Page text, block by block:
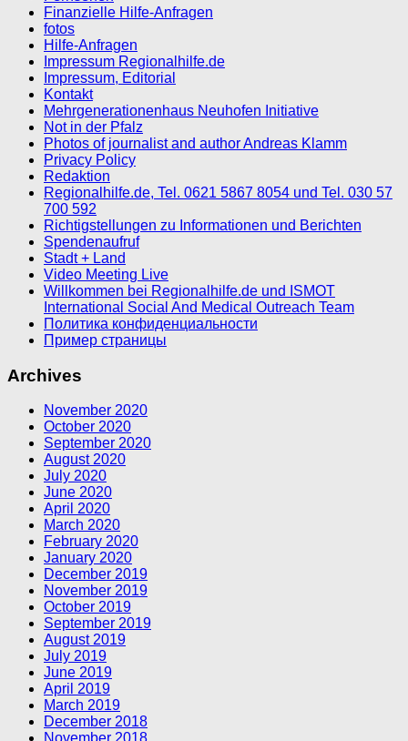
Finanzielle Hilfe-Anfragen
fotos
Hilfe-Anfragen
Impressum Regionalhilfe.de
Impressum, Editorial
Kontakt
Mehrgenerationenhaus Neuhofen Initiative
Not in der Pfalz
Photos of journalist and author Andreas Klamm
Privacy Policy
Redaktion
Regionalhilfe.de, Tel. 0621 5867 8054 und Tel. 030 57
700 592
Richtigstellungen zu Informationen und Berichten
Spendenaufruf
Stadt + Land
Video Meeting Live
Willkommen bei Regionalhilfe.de und ISMOT
International Social And Medical Outreach Team
Политика конфиденциальности
Пример страницы
Archives
November 2020
October 2020
September 2020
August 2020
July 2020
June 2020
April 2020
March 2020
February 2020
January 2020
December 2019
November 2019
October 2019
September 2019
August 2019
July 2019
June 2019
April 2019
March 2019
December 2018